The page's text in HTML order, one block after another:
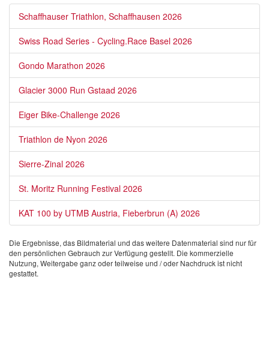
Schaffhauser Triathlon, Schaffhausen 2026
Swiss Road Series - Cycling.Race Basel 2026
Gondo Marathon 2026
Glacier 3000 Run Gstaad 2026
Eiger Bike-Challenge 2026
Triathlon de Nyon 2026
Sierre-Zinal 2026
St. Moritz Running Festival 2026
KAT 100 by UTMB Austria, Fieberbrun (A) 2026
Die Ergebnisse, das Bildmaterial und das weitere Datenmaterial sind nur für
den persönlichen Gebrauch zur Verfügung gestellt. Die kommerzielle
Nutzung, Weitergabe ganz oder teilweise und / oder Nachdruck ist nicht
gestattet.